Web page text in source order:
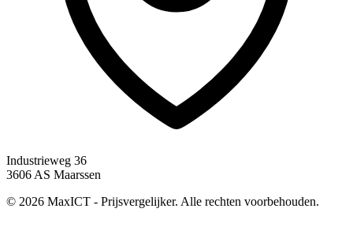
Industrieweg 36
3606 AS Maarssen
© 2026 MaxICT - Prijsvergelijker. Alle rechten voorbehouden.